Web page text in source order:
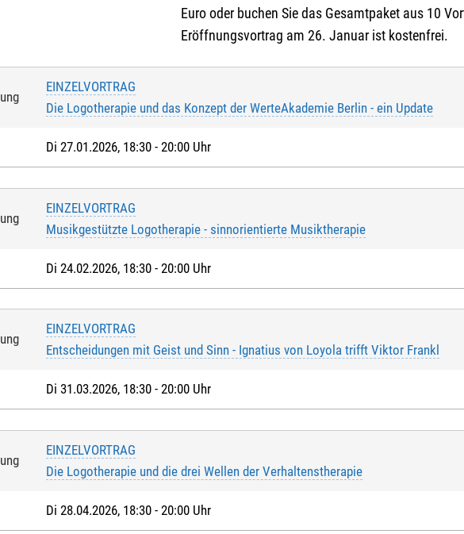
Anmeldung willige ich ein, dass die Teilnahmegebühr vom angegebenen Konto
Anmeldung versichere ich, dass ich Kontoinhaber/-in bin oder über das
vom entsprechenden Konto die Teilnahmegebühr eingezogen wird.
in*:
Bank*:
Euro oder buchen Sie das Gesamtpaket aus 10
Eröffnungsvortrag am 26. Januar ist kostenfrei.
EINZELVORTRAG
Die Logotherapie und das Konzept der WerteAkademie Berlin - ein Update
Di 27.01.2026, 18:30 - 20:00 Uhr
EINZELVORTRAG
Musikgestützte Logotherapie - sinnorientierte Musiktherapie
Di 24.02.2026, 18:30 - 20:00 Uhr
EINZELVORTRAG
Entscheidungen mit Geist und Sinn - Ignatius von Loyola trifft Viktor Frankl
Di 31.03.2026, 18:30 - 20:00 Uhr
EINZELVORTRAG
Die Logotherapie und die drei Wellen der Verhaltenstherapie
Di 28.04.2026, 18:30 - 20:00 Uhr